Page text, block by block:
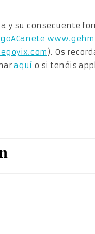
y su consecuente
). Os
aquí o si tenéis